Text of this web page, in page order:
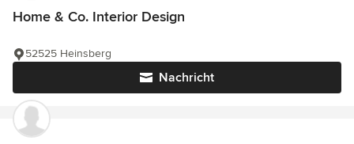
Home & Co. Interior Design
Nachricht
52525 Heinsberg